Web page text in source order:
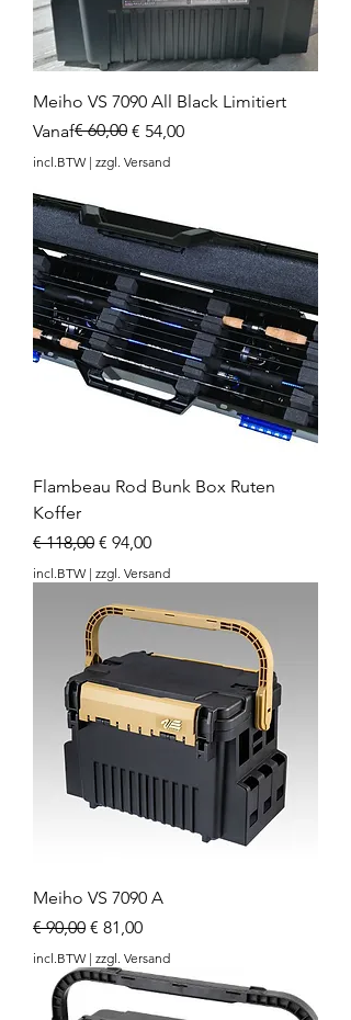
Meiho VS 7090 All Black Limitiert
Vanaf
Normale prijs
€ 60,00 € 54,00
Verkoopprijs
incl.BTW | zzgl. Versand
Flambeau Rod Bunk Box Ruten
Koffer
Normale prijs
€ 118,00 Verkoopprijs
€ 94,00
incl.BTW | zzgl. Versand
Meiho VS 7090 A
Normale prijs
€ 90,00 Verkoopprijs
€ 81,00
incl.BTW | zzgl. Versand